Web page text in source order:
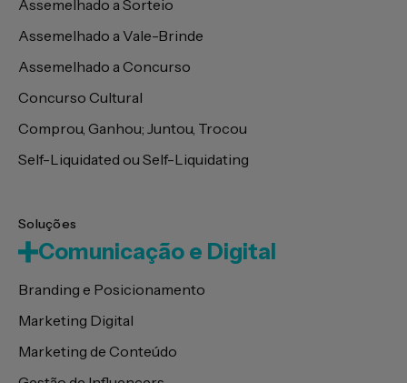
Assemelhado a Sorteio
Assemelhado a Vale-Brinde
Assemelhado a Concurso
Concurso Cultural
Comprou, Ganhou; Juntou, Trocou
Self-Liquidated ou Self-Liquidating
Soluções
Comunicação e Digital
Branding e Posicionamento
Marketing Digital
Marketing de Conteúdo